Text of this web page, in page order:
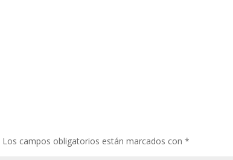
Los campos obligatorios están marcados con*